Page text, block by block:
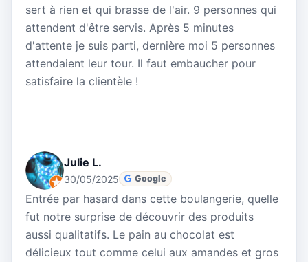
sert à rien et qui brasse de l'air. 9 personnes qui
attendent d'être servis. Après 5 minutes
d'attente je suis parti, dernière moi 5 personnes
attendaient leur tour. Il faut embaucher pour
satisfaire la clientèle !
Julie L.
30/05/2025 Google
Entrée par hasard dans cette boulangerie, quelle
fut notre surprise de découvrir des produits
aussi qualitatifs. Le pain au chocolat est
délicieux tout comme celui aux amandes et gros